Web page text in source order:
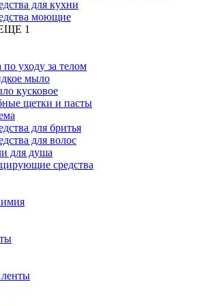
для кухни
моющие
1
по уходу за телом
мыло
кусковое
щетки и пасты
для бритья
для волос
для душа
средства